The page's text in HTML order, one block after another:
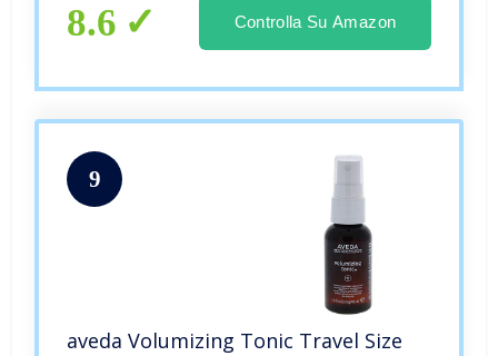
8.6 Controlla Su Amazon
9
aveda Volumizing Tonic Travel Size